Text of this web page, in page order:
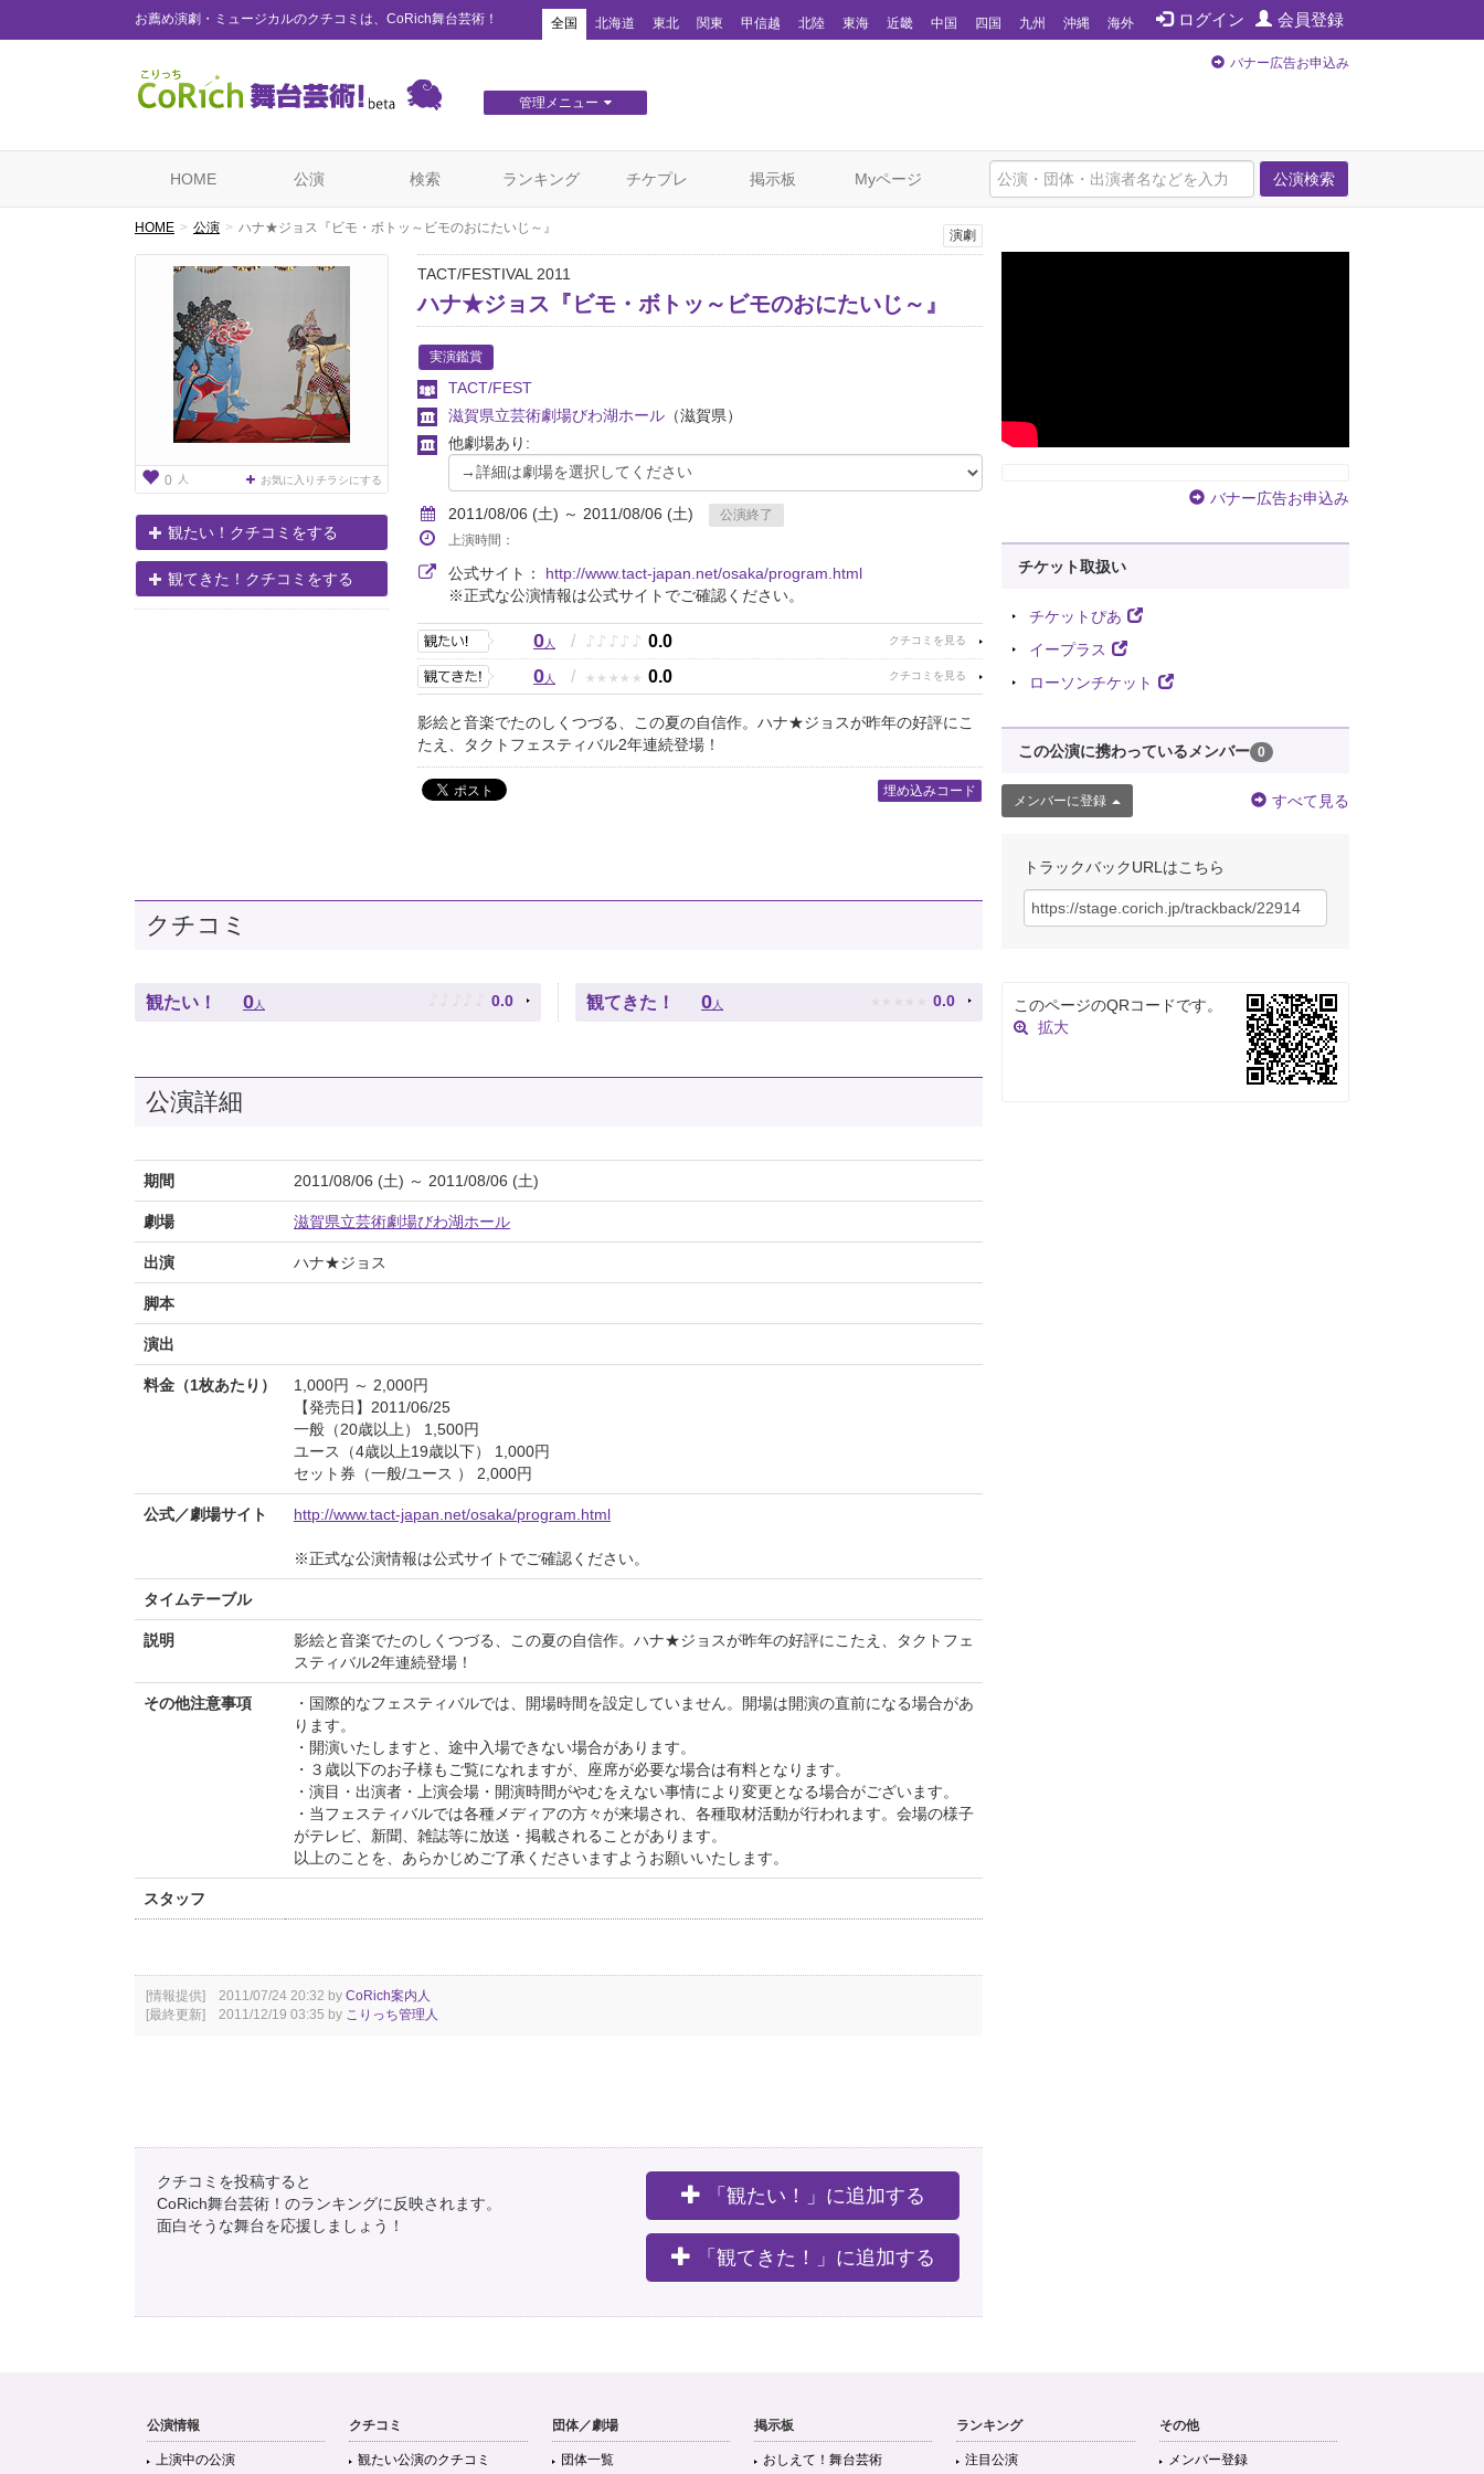
お薦め演劇・ミュージカルのクチコミは、CoRich舞台芸術！ ログイン 会員登録
全国 北海道 東北 関東 甲信越 北陸 東海 近畿 中国 四国 九州 沖縄 海外
管理メニュー
バナー広告お申込み
公演検索
HOME 公演 検索 ランキング チケプレ 掲示板 Myページ
HOME 公演 ハナ★ジョス『ビモ・ボトッ～ビモのおにたいじ～』
0 人 お気に入りチラシにする
観たい！クチコミをする
観てきた！クチコミをする
演劇
TACT/FESTIVAL 2011
ハナ★ジョス『ビモ・ボトッ～ビモのおにたいじ～』
実演鑑賞
TACT/FEST
滋賀県立芸術劇場びわ湖ホール （滋賀県）
他劇場あり:
2011/08/06 (土) ～ 2011/08/06 (土)
公演終了
上演時間：
公式サイト： http://www.tact-japan.net/osaka/program.html
※正式な公演情報は公式サイトでご確認ください。
0人 / ♪ ♪ ♪ ♪ ♪ 0.0
0人 / ★ ★ ★ ★ ★ 0.0
影絵と音楽でたのしくつづる、この夏の自信作。ハナ★ジョスが昨年の好評にこ
たえ、タクトフェスティバル2年連続登場！
埋め込みコード
クチコミ
観たい！ 0 人 ♪ ♪ ♪ ♪ ♪ 0.0 観てきた！ 0 人 ★ ★ ★ ★ ★ 0.0
公演詳細
期間 2011/08/06 (土) ～ 2011/08/06 (土)
劇場 滋賀県立芸術劇場びわ湖ホール
出演 ハナ★ジョス
脚本
演出
料金（1枚あたり）
1,000円 ～ 2,000円
【発売日】2011/06/25
一般（20歳以上） 1,500円
ユース（4歳以上19歳以下） 1,000円
セット券（一般/ユース ） 2,000円
公式／劇場サイト http://www.tact-japan.net/osaka/program.html
※正式な公演情報は公式サイトでご確認ください。
タイムテーブル
説明
影絵と音楽でたのしくつづる、この夏の自信作。ハナ★ジョスが昨年の好評にこたえ、タクトフェ
スティバル2年連続登場！
その他注意事項
・国際的なフェスティバルでは、開場時間を設定していません。開場は開演の直前になる場合があ
ります。
・開演いたしますと、途中入場できない場合があります。
・３歳以下のお子様もご覧になれますが、座席が必要な場合は有料となります。
・演目・出演者・上演会場・開演時間がやむをえない事情により変更となる場合がございます。
・当フェスティバルでは各種メディアの方々が来場され、各種取材活動が行われます。会場の様子
がテレビ、新聞、雑誌等に放送・掲載されることがあります。
以上のことを、あらかじめご了承くださいますようお願いいたします。
スタッフ
[情報提供] 2011/07/24 20:32 by CoRich案内人
[最終更新] 2011/12/19 03:35 by こりっち管理人
クチコミを投稿すると
CoRich舞台芸術！のランキングに反映されます。
面白そうな舞台を応援しましょう！
「観たい！」に追加する
「観てきた！」に追加する
バナー広告お申込み
チケット取扱い
チケットぴあ
イープラス
ローソンチケット
この公演に携わっているメンバー 0
メンバーに登録 すべて見る
トラックバックURLはこちら
このページのQRコードです。
拡大
公演情報
上演中の公演
クチコミ
観たい公演のクチコミ
団体／劇場
団体一覧
掲示板
おしえて！舞台芸術
ランキング
注目公演
その他
メンバー登録